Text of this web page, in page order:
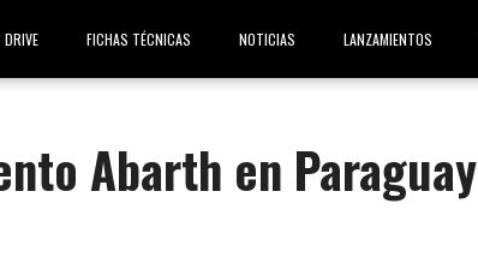
FICHAS TÉCNICAS NOTICIAS LANZAMIENTOS
Abarth en Paraguay